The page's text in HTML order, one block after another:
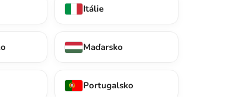
Itálie
Maďarsko
Portugalsko